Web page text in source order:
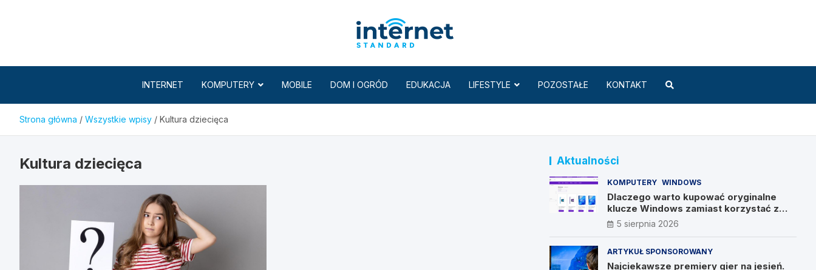
INTERNET KOMPUTERY MOBILE DOM I OGRÓD EDUKACJA LIFESTYLE POZOSTAŁE KONTAKT
Strona główna Wszystkie wpisy Kultura dziecięca
Kultura dziecięca Aktualności
KOMPUTERY WINDOWS
Dlaczego warto kupować oryginalne
klucze Windows zamiast korzystać z
nieautoryzowanych źródeł?
5 sierpnia 2026
ARTYKUŁ SPONSOROWANY
Najciekawsze premiery gier na jesień.